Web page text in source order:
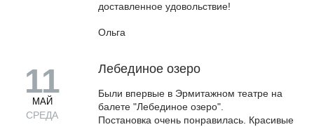
доставленное удовольствие!
Ольга
11
МАЙ
СРЕДА
Лебединое озеро
Были впервые в Эрмитажном театре на
балете "Лебединое озеро".
Постановка очень понравилась. Красивые